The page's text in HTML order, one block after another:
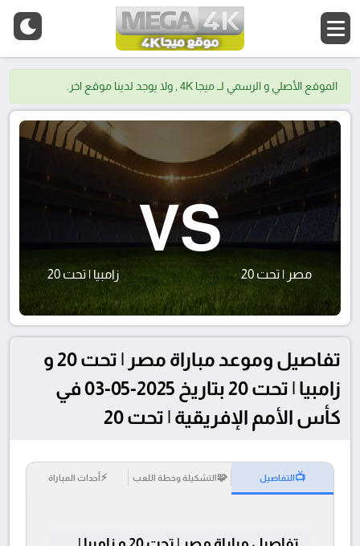
الموقع الأصلي و الرسمي لــ ميجا 4K , ولا يوجد لدينا موقع اخر.
مصر | تحت 20
VS
زامبيا | تحت 20
تفاصيل وموعد مباراة مصر | تحت 20 و
زامبيا | تحت 20 بتاريخ 2025-05-03 في
كأس الأمم الإفريقية | تحت 20
📺التفاصيل 🧩التشكيلة وخطة اللعب ⚡أحداث المباراة